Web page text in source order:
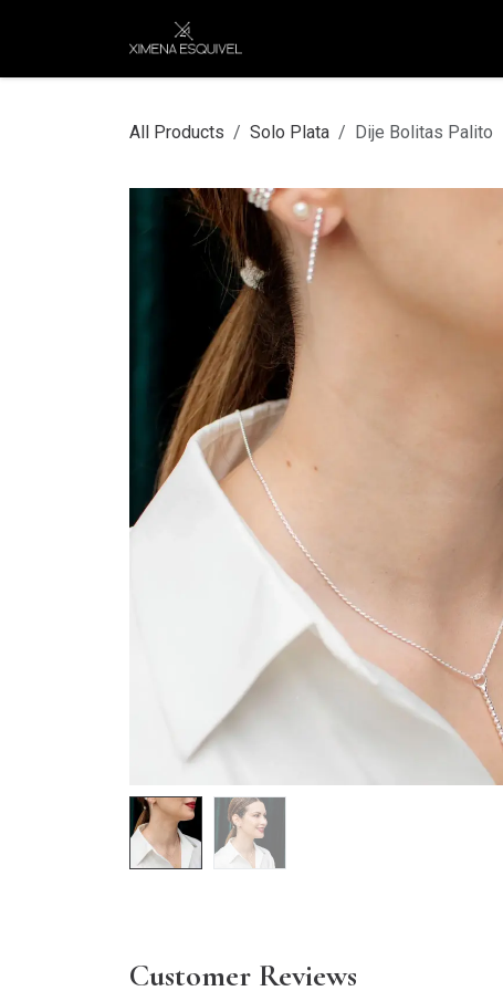
All Products Solo Plata Dije Bolitas Palito
Customer Reviews